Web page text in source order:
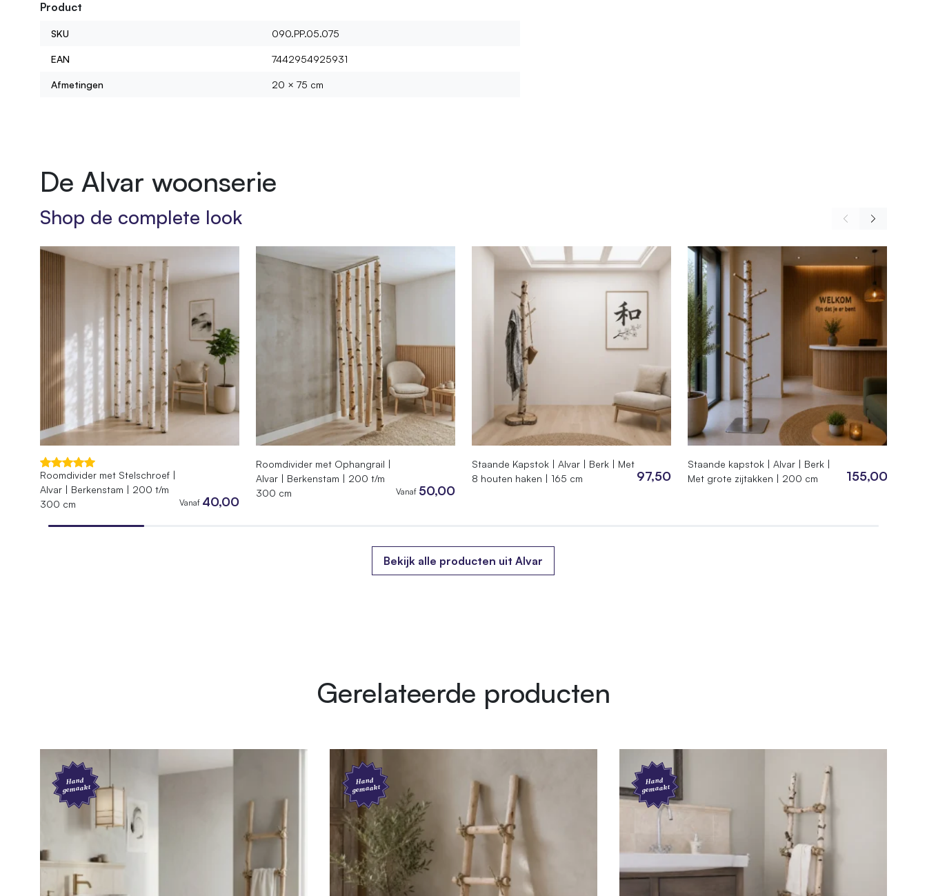
Product
SKU 090.PP.05.075
EAN 7442954925931
Afmetingen 20 × 75 cm
De Alvar woonserie
Shop de complete look
Roomdivider met Stelschroef |
Alvar | Berkenstam | 200 t/m
300 cm
Vanaf 40,00
Roomdivider met Ophangrail |
Alvar | Berkenstam | 200 t/m
300 cm
Vanaf 50,00
Staande Kapstok | Alvar | Berk | Met
8 houten haken | 165 cm
97,50
Staande kapstok | Alvar | Berk |
Met grote zijtakken | 200 cm
155,00
Bekijk alle producten uit Alvar
Gerelateerde producten
Hand
gemaakt
Hand
gemaakt
Hand
gemaakt